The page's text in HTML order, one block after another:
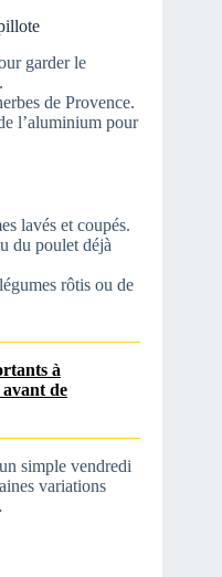
garder le
de Provence.
l’aluminium pour
lavés et coupés.
du poulet déjà
rôtis ou de
à
de
simple vendredi
variations